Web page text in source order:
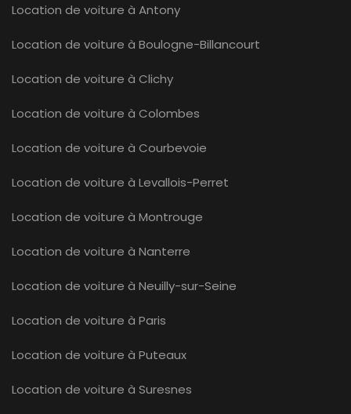
Location de voiture à Antony
Location de voiture à Boulogne-Billancourt
Location de voiture à Clichy
Location de voiture à Colombes
Location de voiture à Courbevoie
Location de voiture à Levallois-Perret
Location de voiture à Montrouge
Location de voiture à Nanterre
Location de voiture à Neuilly-sur-Seine
Location de voiture à Paris
Location de voiture à Puteaux
Location de voiture à Suresnes